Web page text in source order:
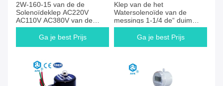
2W-160-15 van de de
Solenoïdeklep AC220V
AC110V AC380V van de
waterautomaat de
Afsluitingsstructuur
Ga je best Prijs
Klep van de het
Watersolenoïde van de
messings 1-1/4 de“ duim
normaal Openluchtac 24V
Ga je best Prijs